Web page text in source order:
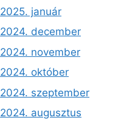
2025. január
2024. december
2024. november
2024. október
2024. szeptember
2024. augusztus